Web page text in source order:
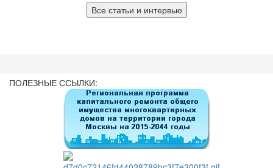
Все статьи и интервью
ПОЛЕЗНЫЕ ССЫЛКИ: